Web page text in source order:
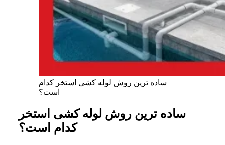
ساده ترین روش لوله کشی استخر کدام
است؟
ساده ترین روش لوله کشی استخر
کدام است؟